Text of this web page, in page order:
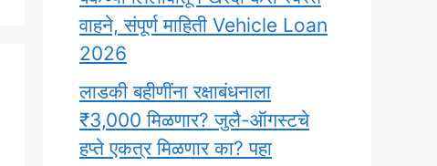
वाहने, संपूर्ण माहिती Vehicle Loan
2026
लाडकी बहीणींना रक्षाबंधनाला
₹3,000 मिळणार? जुलै-ऑगस्टचे
हप्ते एकत्र मिळणार का? पहा